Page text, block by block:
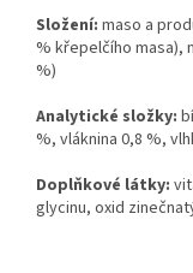
Složení: maso a
% křepelčího masa),
%)
Analytické složky:
%, vláknina 0,8 %,
Doplňkové látky:
glycinu, oxid